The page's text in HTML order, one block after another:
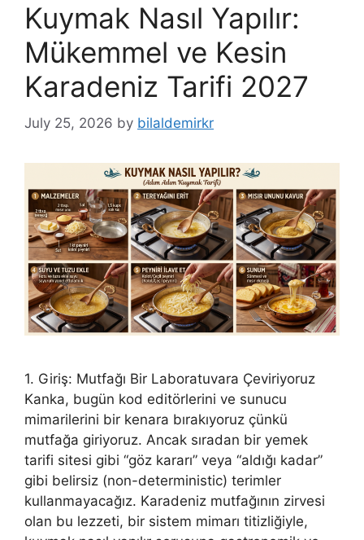
Kuymak Nasıl Yapılır:
Mükemmel ve Kesin
Karadeniz Tarifi 2027
July 25, 2026 by bilaldemirkr
1. Giriş: Mutfağı Bir Laboratuvara Çeviriyoruz
Kanka, bugün kod editörlerini ve sunucu
mimarilerini bir kenara bırakıyoruz çünkü
mutfağa giriyoruz. Ancak sıradan bir yemek
tarifi sitesi gibi “göz kararı” veya “aldığı kadar”
gibi belirsiz (non-deterministic) terimler
kullanmayacağız. Karadeniz mutfağının zirvesi
olan bu lezzeti, bir sistem mimarı titizliğiyle,